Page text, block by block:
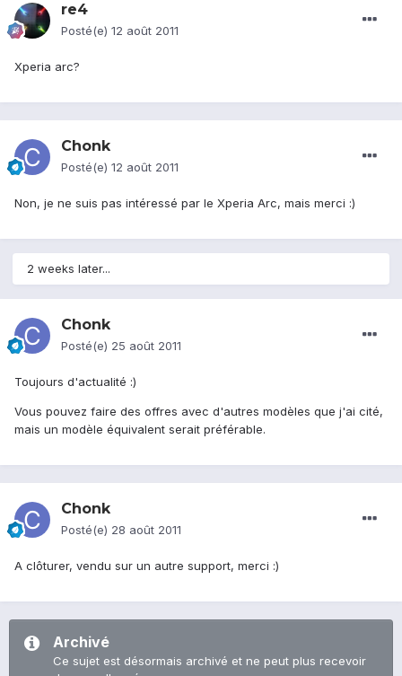
re4
Posté(e) 12 août 2011
Xperia arc?
Chonk
Posté(e) 12 août 2011
Non, je ne suis pas intéressé par le Xperia Arc, mais merci :)
2 weeks later...
Chonk
Posté(e) 25 août 2011
Toujours d'actualité :)
Vous pouvez faire des offres avec d'autres modèles que j'ai cité,
mais un modèle équivalent serait préférable.
Chonk
Posté(e) 28 août 2011
A clôturer, vendu sur un autre support, merci :)
Archivé
Ce sujet est désormais archivé et ne peut plus recevoir